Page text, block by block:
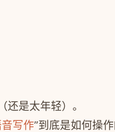
是太年轻）。
写作”到底是如何操